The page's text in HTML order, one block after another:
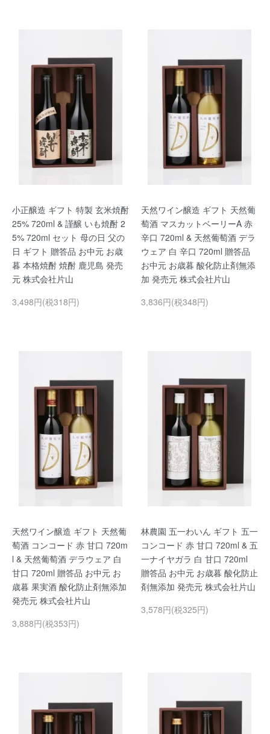
小正醸造 ギフト 特製 玄米焼酎
25% 720ml & 謹醸 いも焼酎 2
5% 720ml セット 母の日 父の
日 ギフト 贈答品 お中元 お歳
暮 本格焼酎 焼酎 鹿児島 発売
元 株式会社片山
3,498円(税318円)
天然ワイン醸造 ギフト 天然葡
萄酒 マスカットベーリーA 赤
辛口 720ml & 天然葡萄酒 デラ
ウェア 白 辛口 720ml 贈答品
お中元 お歳暮 酸化防止剤無添
加 発売元 株式会社片山
3,836円(税348円)
天然ワイン醸造 ギフト 天然葡
萄酒 コンコード 赤 甘口 720m
l & 天然葡萄酒 デラウェア 白
甘口 720ml 贈答品 お中元 お
歳暮 果実酒 酸化防止剤無添加
発売元 株式会社片山
3,888円(税353円)
林農園 五一わいん ギフト 五一
コンコード 赤 甘口 720ml & 五
一ナイヤガラ 白 甘口 720ml
贈答品 お中元 お歳暮 酸化防止
剤無添加 発売元 株式会社片山
3,578円(税325円)